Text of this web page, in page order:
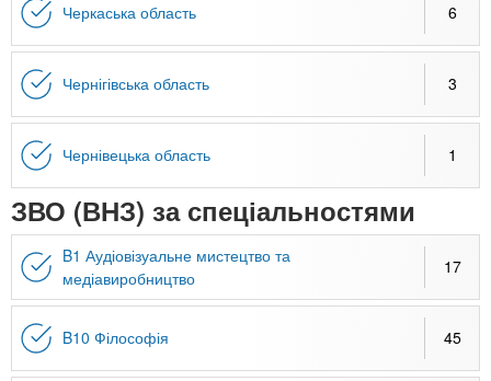
Черкаська область 6
Чернігівська область 3
Чернівецька область 1
ЗВО (ВНЗ) за спеціальностями
B1 Аудіовізуальне мистецтво та
медіавиробництво
17
B10 Філософія 45